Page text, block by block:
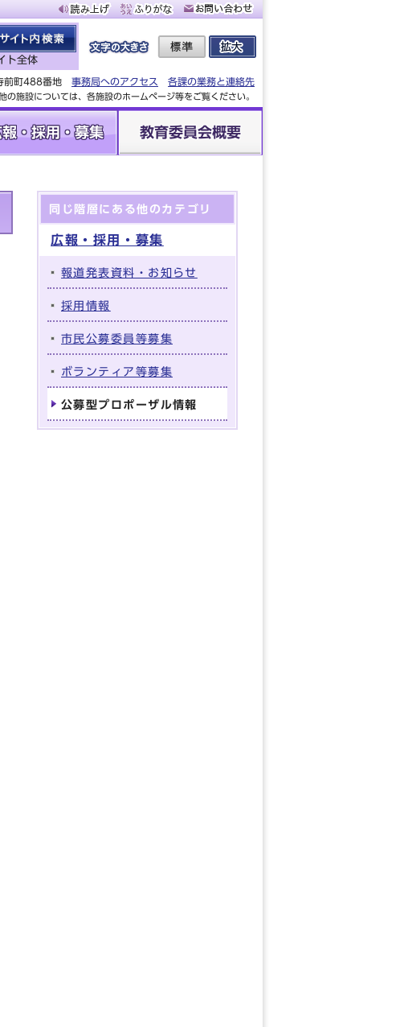
ト全体
前町488番地 事務局へのアクセス
各課の業務と連絡先
施設については、各施設のホームページ等をご覧ください。
・採用・募集 教育委員会概要
同じ階層にある他のカテゴリ
広報・採用・募集
報道発表資料・お知らせ
採用情報
市民公募委員等募集
ボランティア等募集
公募型プロポーザル情報